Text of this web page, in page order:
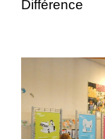
Différence